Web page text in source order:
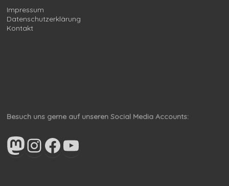
Impressum
Datenschutzerklärung
Kontakt
Besuch uns gerne auf unseren Social Media Accounts:
Mastodon
Instagram
Facebook
YouTube